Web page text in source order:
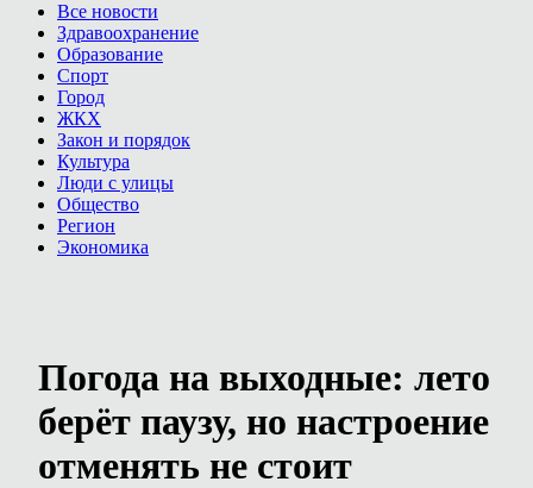
Все новости
Здравоохранение
Образование
Спорт
Город
ЖКХ
Закон и порядок
Культура
Люди с улицы
Общество
Регион
Экономика
Погода на выходные: лето
берёт паузу, но настроение
отменять не стоит